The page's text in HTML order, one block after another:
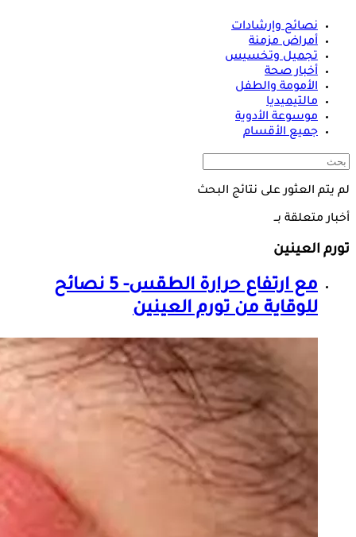
نصائح وإرشادات
أمراض مزمنة
تجميل وتخسيس
أخبار صحة
الأمومة والطفل
مالتيميديا
موسوعة الأدوية
جميع الأقسام
لم يتم العثور على نتائج البحث
أخبار متعلقة بــ
تورم العينين
مع ارتفاع حرارة الطقس- 5 نصائح
للوقاية منتورم العينين